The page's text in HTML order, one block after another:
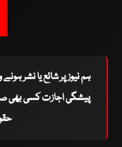
ہم نیوز پر شائع یا نشر
پیشگی اجازت کسی بھی